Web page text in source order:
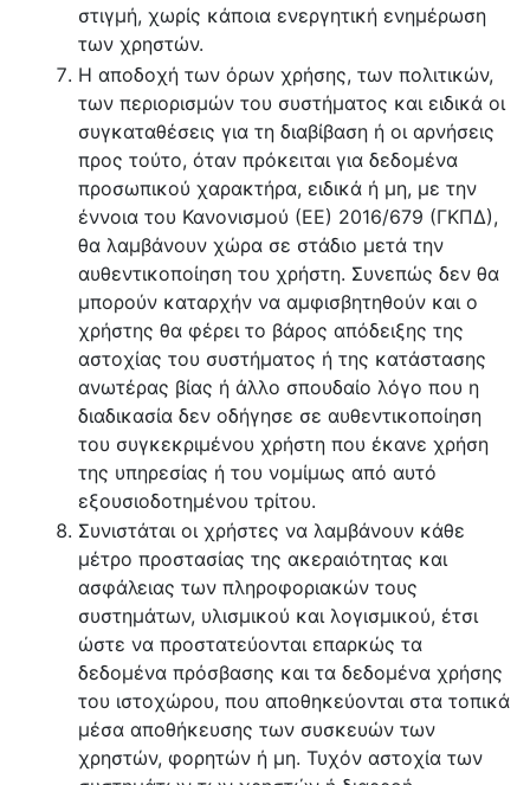
στιγμή, χωρίς κάποια ενεργητική ενημέρωση
των χρηστών.
Η αποδοχή των όρων χρήσης, των πολιτικών,
των περιορισμών του συστήματος και ειδικά οι
συγκαταθέσεις για τη διαβίβαση ή οι αρνήσεις
προς τούτο, όταν πρόκειται για δεδομένα
προσωπικού χαρακτήρα, ειδικά ή μη, με την
έννοια του Κανονισμού (ΕΕ) 2016/679 (ΓΚΠΔ),
θα λαμβάνουν χώρα σε στάδιο μετά την
αυθεντικοποίηση του χρήστη. Συνεπώς δεν θα
μπορούν καταρχήν να αμφισβητηθούν και ο
χρήστης θα φέρει το βάρος απόδειξης της
αστοχίας του συστήματος ή της κατάστασης
ανωτέρας βίας ή άλλο σπουδαίο λόγο που η
διαδικασία δεν οδήγησε σε αυθεντικοποίηση
του συγκεκριμένου χρήστη που έκανε χρήση
της υπηρεσίας ή του νομίμως από αυτό
εξουσιοδοτημένου τρίτου.
Συνιστάται οι χρήστες να λαμβάνουν κάθε
μέτρο προστασίας της ακεραιότητας και
ασφάλειας των πληροφοριακών τους
συστημάτων, υλισμικού και λογισμικού, έτσι
ώστε να προστατεύονται επαρκώς τα
δεδομένα πρόσβασης και τα δεδομένα χρήσης
του ιστοχώρου, που αποθηκεύονται στα τοπικά
μέσα αποθήκευσης των συσκευών των
χρηστών, φορητών ή μη. Τυχόν αστοχία των